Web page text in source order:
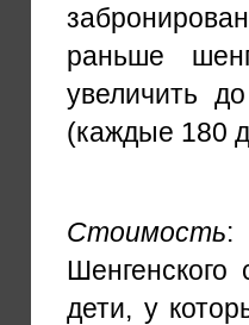
раньше
увеличить
(каждые 180
Стоимость:
дети, у